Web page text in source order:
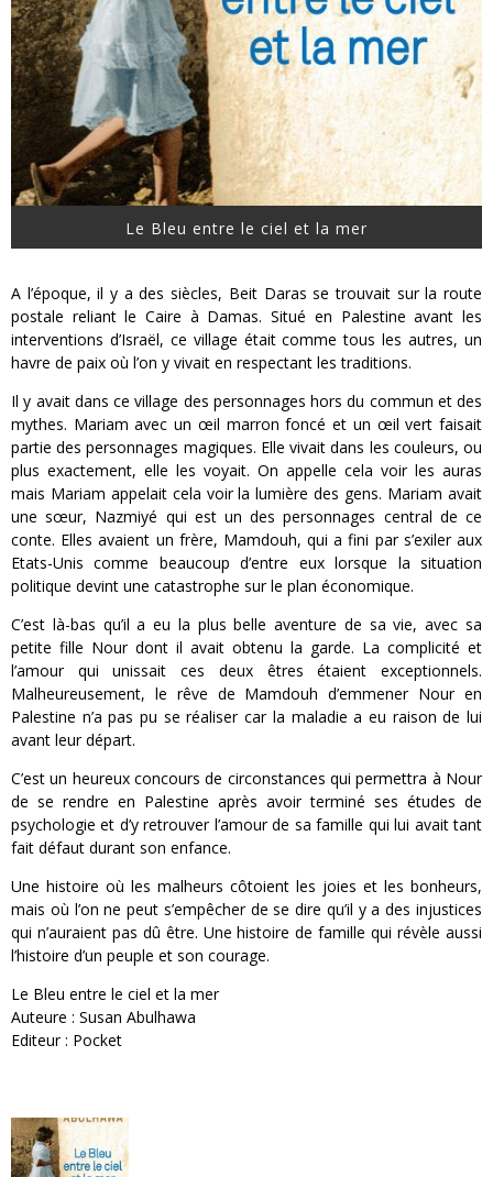
Yoshi and the mysterious book
Le Bleu entre le ciel et la mer
A l’époque, il y a des siècles, Beit Daras se trouvait sur la route
postale reliant le Caire à Damas. Situé en Palestine avant les
interventions d’Israël, ce village était comme tous les autres, un
havre de paix où l’on y vivait en respectant les traditions.
Il y avait dans ce village des personnages hors du commun et des
mythes. Mariam avec un œil marron foncé et un œil vert faisait
partie des personnages magiques. Elle vivait dans les couleurs, ou
plus exactement, elle les voyait. On appelle cela voir les auras
mais Mariam appelait cela voir la lumière des gens. Mariam avait
une sœur, Nazmiyé qui est un des personnages central de ce
conte. Elles avaient un frère, Mamdouh, qui a fini par s’exiler aux
Etats-Unis comme beaucoup d’entre eux lorsque la situation
politique devint une catastrophe sur le plan économique.
C’est là-bas qu’il a eu la plus belle aventure de sa vie, avec sa
petite fille Nour dont il avait obtenu la garde. La complicité et
l’amour qui unissait ces deux êtres étaient exceptionnels.
Malheureusement, le rêve de Mamdouh d’emmener Nour en
Palestine n’a pas pu se réaliser car la maladie a eu raison de lui
avant leur départ.
C’est un heureux concours de circonstances qui permettra à Nour
de se rendre en Palestine après avoir terminé ses études de
psychologie et d’y retrouver l’amour de sa famille qui lui avait tant
fait défaut durant son enfance.
Une histoire où les malheurs côtoient les joies et les bonheurs,
mais où l’on ne peut s’empêcher de se dire qu’il y a des injustices
qui n’auraient pas dû être. Une histoire de famille qui révèle aussi
l’histoire d’un peuple et son courage.
Le Bleu entre le ciel et la mer
Auteure : Susan Abulhawa
Editeur : Pocket